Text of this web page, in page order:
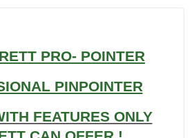
PRO- POINTER
PINPOINTER
FEATURES ONLY